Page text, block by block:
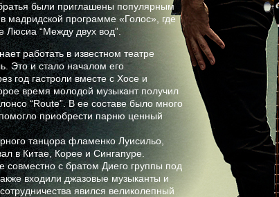
были приглашены популярным
мадридской программе «Голос», где
Люсиа “Между двух вод”.
работать в известном театре
Это и стало началом его
год гастроли вместе с Хосе и
время молодой музыкант получил
“Route”. В ее составе было много
приобрести парню ценный
танцора фламенко Луисильо,
в Китае, Корее и Сингапуре.
совместно с братом Диего группы под
входили джазовые музыканты и
явился великолепный